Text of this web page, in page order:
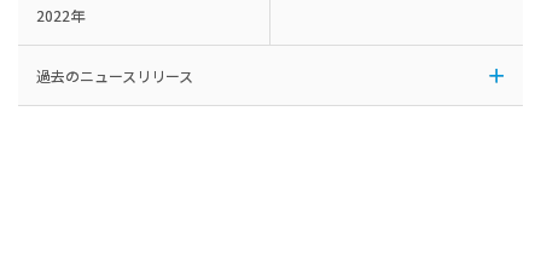
2022年
過去のニュースリリース